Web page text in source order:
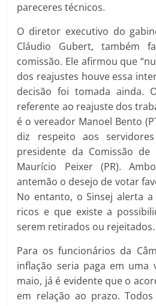
pareceres técnicos.
O diretor executivo do
Cláudio Gubert, também
comissão. Ele afirmou que
dos reajustes houve essa
decisão foi tomada ainda.
referente ao reajuste dos
é o vereador Manoel Bento
diz respeito aos
presidente da Comissão de
Maurício Peixer (PR).
antemão o desejo de votar
No entanto, o Sinsej alerta
ricos e que existe a
serem retirados ou rejeitados.
Para os funcionários da
inflação seria paga em uma
maio, já é evidente que o
em relação ao prazo.